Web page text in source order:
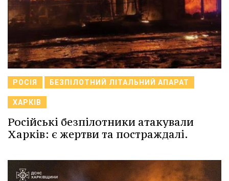
РОСІЯ БЕЗПІЛОТНИЙ ЛІТАЛЬНИЙ АПАРАТ
ХАРКІВ
Російські безпілотники атакували
Харків: є жертви та постраждалі.